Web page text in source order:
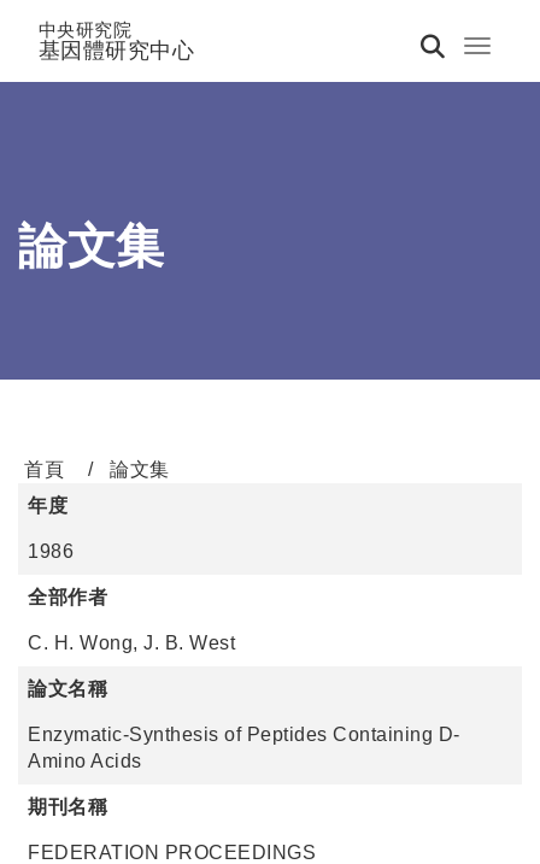
Toggle
中央研究院
基因體研究中心
論文集
首頁
論文集
年度
1986
全部作者
C. H. Wong, J. B. West
論文名稱
Enzymatic-Synthesis of Peptides Containing D-
Amino Acids
期刊名稱
FEDERATION PROCEEDINGS